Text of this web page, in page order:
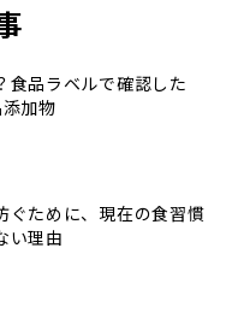
食品ラベルで確認した
加物
ぐために、現在の食習慣
い理由